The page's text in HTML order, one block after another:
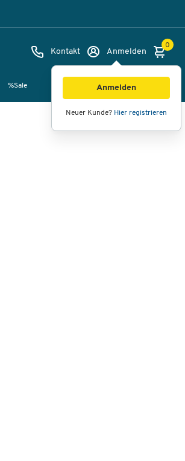
Kontakt Anmelden
Anmelden
Neuer Kunde? Hier registrieren
0
%Sale
360°-Ansicht